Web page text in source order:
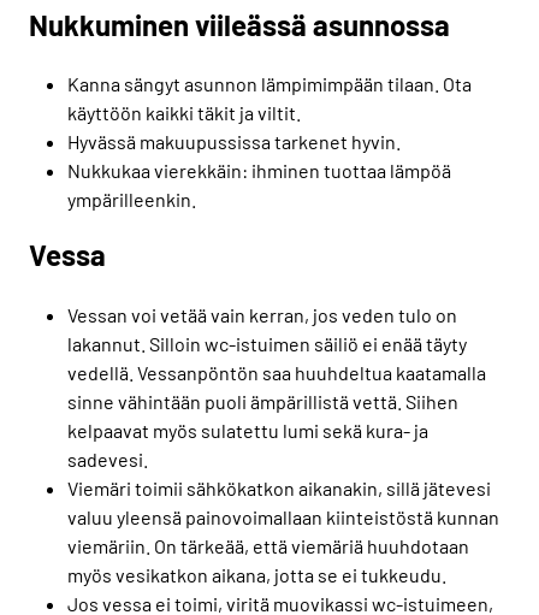
Nukkuminen viileässä asunnossa
Kanna sängyt asunnon lämpimimpään tilaan. Ota
käyttöön kaikki täkit ja viltit.
Hyvässä makuupussissa tarkenet hyvin.
Nukkukaa vierekkäin: ihminen tuottaa lämpöä
ympärilleenkin.
Vessa
Vessan voi vetää vain kerran, jos veden tulo on
lakannut. Silloin wc-istuimen säiliö ei enää täyty
vedellä. Vessanpöntön saa huuhdeltua kaatamalla
sinne vähintään puoli ämpärillistä vettä. Siihen
kelpaavat myös sulatettu lumi sekä kura- ja
sadevesi.
Viemäri toimii sähkökatkon aikanakin, sillä jätevesi
valuu yleensä painovoimallaan kiinteistöstä kunnan
viemäriin. On tärkeää, että viemäriä huuhdotaan
myös vesikatkon aikana, jotta se ei tukkeudu.
Jos vessa ei toimi, viritä muovikassi wc-istuimeen,